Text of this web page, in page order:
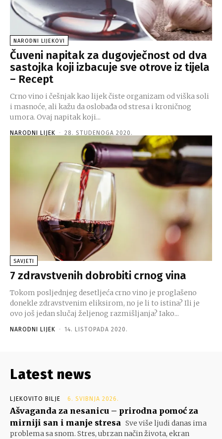
NARODNI LIJEKOVI
Čuveni napitak za dugovječnost od dva
sastojka koji izbacuje sve otrove iz tijela
– Recept
Crno vino i češnjak kao lijek čiste organizam od viška soli
i masnoće, ali kažu da oslobađa od stresa i kroničnog
umora. Ovaj napitak koji...
NARODNI LIJEK - 28. STUDENOGA 2020.
SAVJETI
7 zdravstvenih dobrobiti crnog vina
Tokom posljednjeg desetljeća crno vino je proglašeno
donekle zdravstvenim eliksirom, no je li to istina? Ili je
ovo još jedan slučaj željenog razmišljanja? Iako...
NARODNI LIJEK - 14. LISTOPADA 2020.
Latest news
LJEKOVITO BILJE 6. SVIBNJA 2026.
Ašvaganda za nesanicu – prirodna pomoć za
mirniji san i manje stresa Sve više ljudi danas ima
problema sa snom. Stres, ubrzan način života, ekran